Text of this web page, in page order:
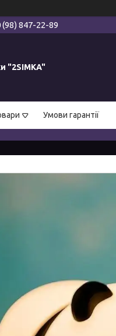
(98) 847-22-89
"2SIMKA"
Умови гарантії